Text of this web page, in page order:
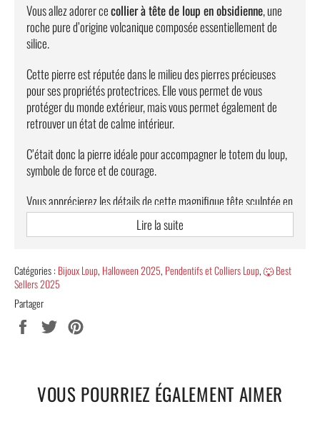
Vous allez adorer cecollier à tête de loup en obsidienne, une
roche pure d’origine volcanique composée essentiellement de
silice.
Cette pierre est réputée dans le milieu des pierres précieuses
pour ses propriétés protectrices. Elle vous permet de vous
protéger du monde extérieur, mais vous permet également de
retrouver un état de calme intérieur.
C’était donc la pierre idéale pour accompagner le totem du loup,
symbole de force et de courage.
Vous apprécierez les détails de cette magnifique tête sculptée en
relief qui nous permet d’admirer son regard.
Afin d’orner fièrement ce pendentif à votre cou, vous avez le
choix entre 2 magnifiques colliers de styles chinois qui iront
parfaitement avec le design de l’obsidienne : un collier en perle
noir ou bien en corde marron.
quotidien, quel que soit votre style.
Lire la suite
Catégories : Bijoux Loup, Halloween 2025, Pendentifs et Colliers Loup,🐺 Best
Sellers 2025
Partager
Partager Tweeter
VOUS POURRIEZ ÉGALEMENT AIMER